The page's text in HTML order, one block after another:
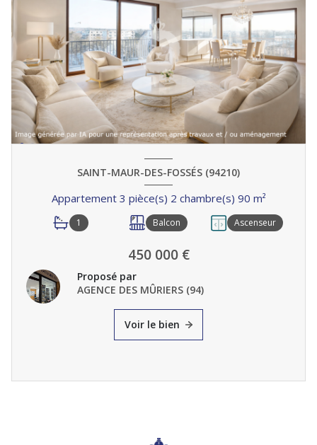
SAINT-MAUR-DES-FOSSÉS (94210)
Appartement 3 pièce(s) 2 chambre(s) 90 m²
1 Balcon Ascenseur
450 000 €
Proposé par
AGENCE DES MÛRIERS (94)
Voir le bien